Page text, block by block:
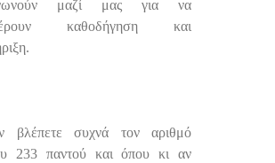
μαζί μας για να
καθοδήγηση και
βλέπετε συχνά τον αριθμό
233 παντού και όπου κι αν